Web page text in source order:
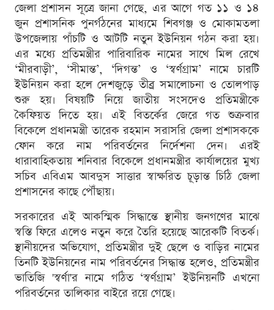
জেলা প্রশাসন সূত্রে জানা গেছে, এর আগে গত ১১ ও ১৪
জুন প্রশাসনিক পুনর্গঠনের মাধ্যমে শিবগঞ্জ ও মোকামতলা
উপজেলায় পাঁচটি ও আটটি নতুন ইউনিয়ন গঠন করা হয়।
এর মধ্যে প্রতিমন্ত্রীর পারিবারিক নামের সাথে মিল রেখে
‘মীরবাড়ী’, ‘সীমান্ত’, ‘দিগন্ত’ ও ‘স্বর্ণগ্রাম’ নামে চারটি
ইউনিয়ন করা হলে দেশজুড়ে তীব্র সমালোচনা ও তোলপাড়
শুরু হয়। বিষয়টি নিয়ে জাতীয় সংসদেও প্রতিমন্ত্রীকে
কৈফিয়ত দিতে হয়। এই বিতর্কের জেরে গত শুক্রবার
বিকেলে প্রধানমন্ত্রী তারেক রহমান সরাসরি জেলা প্রশাসককে
ফোন করে নাম পরিবর্তনের নির্দেশনা দেন। এরই
ধারাবাহিকতায় শনিবার বিকেলে প্রধানমন্ত্রীর কার্যালয়ের মুখ্য
সচিব এবিএম আবদুস সাত্তার স্বাক্ষরিত চূড়ান্ত চিঠি জেলা
প্রশাসনের কাছে পৌঁছায়।
সরকারের এই আকস্মিক সিদ্ধান্তে স্থানীয় জনগণের মাঝে
স্বস্তি ফিরে এলেও নতুন করে তৈরি হয়েছে আরেকটি বিতর্ক।
স্থানীয়দের অভিযোগ, প্রতিমন্ত্রীর দুই ছেলে ও বাড়ির নামের
তিনটি ইউনিয়নের নাম পরিবর্তনের সিদ্ধান্ত হলেও, প্রতিমন্ত্রীর
ভাতিজি 'স্বর্ণা'র নামে গঠিত ‘স্বর্ণগ্রাম’ ইউনিয়নটি এখনো
পরিবর্তনের তালিকার বাইরে রয়ে গেছে।